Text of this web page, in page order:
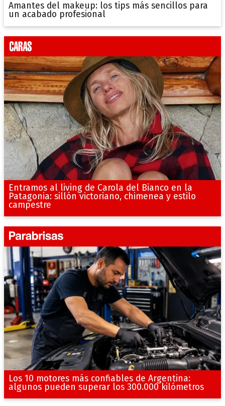
Amantes del makeup: los tips más sencillos para
un acabado profesional
Entramos al living de Carola del Bianco en la
Patagonia: sillón victoriano, chimenea y estilo
campestre
Los 10 motores más confiables de Argentina:
algunos pueden superar los 300.000 kilómetros